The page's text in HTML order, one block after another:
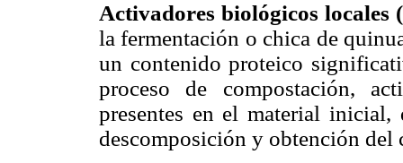
Activadores biológicos
la fermentación o chica de
un contenido proteico
proceso de compostación,
presentes en el material inicial,
descomposición y obtención del